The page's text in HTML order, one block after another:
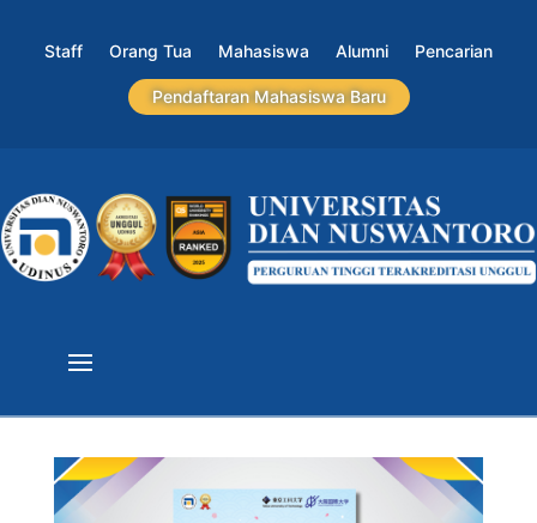
Staff Orang Tua Mahasiswa Alumni Pencarian
Pendaftaran Mahasiswa Baru